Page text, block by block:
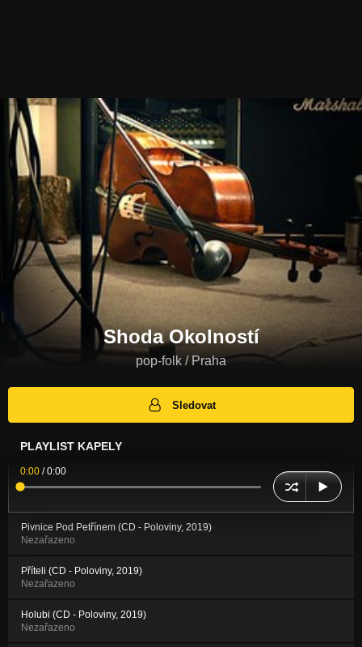
Shoda Okolností
pop-folk / Praha
Sledovat
PLAYLIST KAPELY
0:00 /0:00
Pivnice Pod Petřínem (CD - Poloviny, 2019)
Nezařazeno
Příteli (CD - Poloviny, 2019)
Nezařazeno
Holubi (CD - Poloviny, 2019)
Nezařazeno